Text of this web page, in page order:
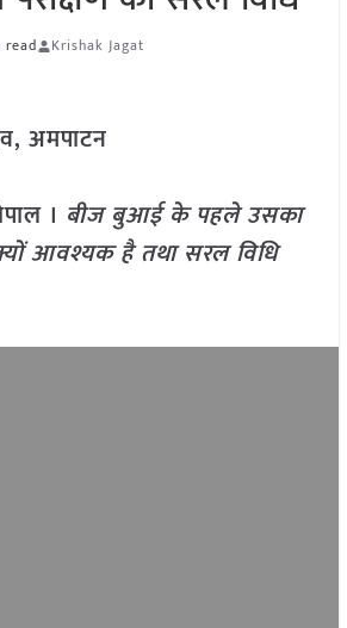
read Krishak Jagat
अमपाटन
। बीज बुआई के पहले उसका
आवश्यक है तथा सरल विधि